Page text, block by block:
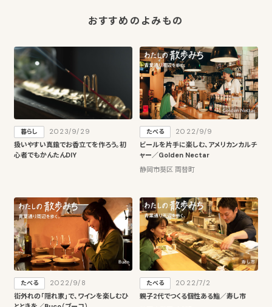
おすすめのよみもの
暮らし
2023/9/29
扱いやすい真鍮でお香立てを作ろう。初
心者でもかんたんDIY
たべる
2022/9/9
ビールを片手に楽しむ、アメリカンカルチ
ャー／Golden Nectar
静岡市葵区 両替町
たべる
2022/9/8
街外れの「隠れ家」で、ワインを楽しむひ
たべる
2022/7/2
親子2代でつくる個性ある鮨／寿し市